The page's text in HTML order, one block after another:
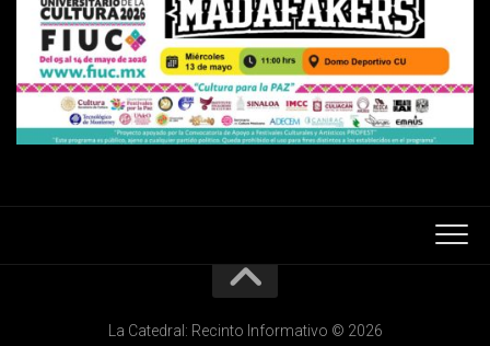
La Catedral: Recinto Informativo © 2026